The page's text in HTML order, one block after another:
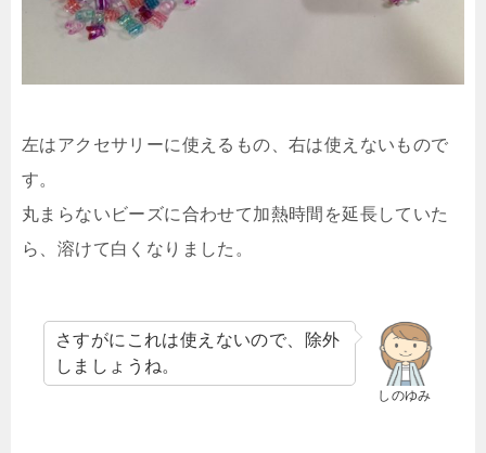
左はアクセサリーに使えるもの、右は使えないもので
す。
丸まらないビーズに合わせて加熱時間を延長していた
ら、溶けて白くなりました。
しのゆみ
さすがにこれは使えないので、除外
しましょうね。